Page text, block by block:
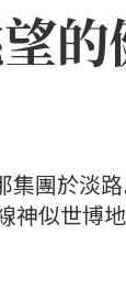
團於淡
似世博